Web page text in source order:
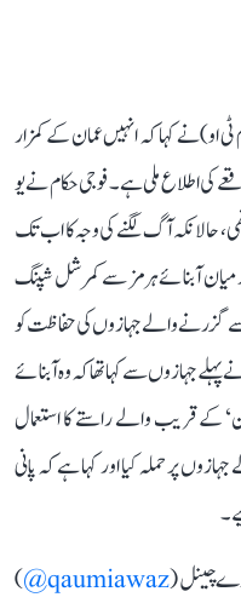
ٹی او) نے کہا کہ انہیں عمان کے کمزار
واقعے کی اطلاع ملی ہے۔ فوجی حکام نے یو
حالانکہ آگ لگنے کی وجہ کا اب تک
آبنائے ہرمز سے کمرشل شپنگ
گزرنے والے جہازوں کی حفاظت کو
جہازوں سے کہا تھا کہ وہ آبنائے
قریب والے راستے کا استعمال
پر حملہ کیا اور کہا ہے کہ پانی
چینل (qaumiawaz@
)